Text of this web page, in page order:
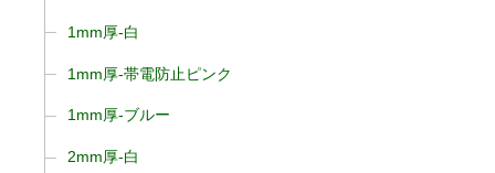
1mm厚-白
1mm厚-帯電防止ピンク
1mm厚-ブルー
2mm厚-白